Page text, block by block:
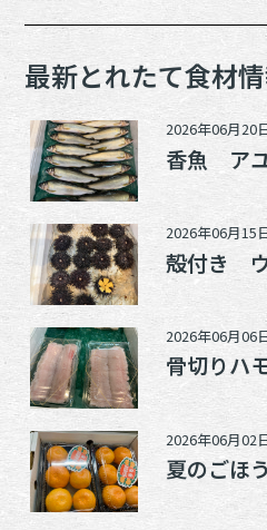
最新とれたて食材
2026年06月20
香魚 ア
2026年06月15
殻付き
2026年06月06
骨切りハ
2026年06月02
夏のごほ